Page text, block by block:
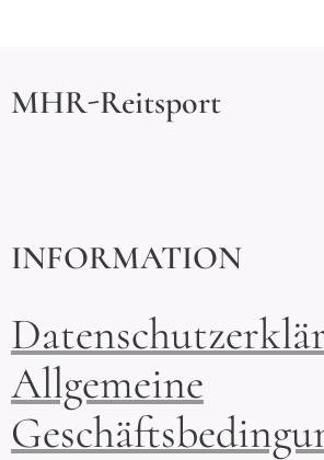
MHR-Reitsport
INFORMATION
Allgemeine